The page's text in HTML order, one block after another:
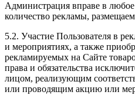
Администрация вправе в
количество рекламы,
5.2. Участие Пользователя в
и мероприятиях, а также
рекламируемых на Сайте
права и обязательства
лицом, реализующим
или проводящим акцию или